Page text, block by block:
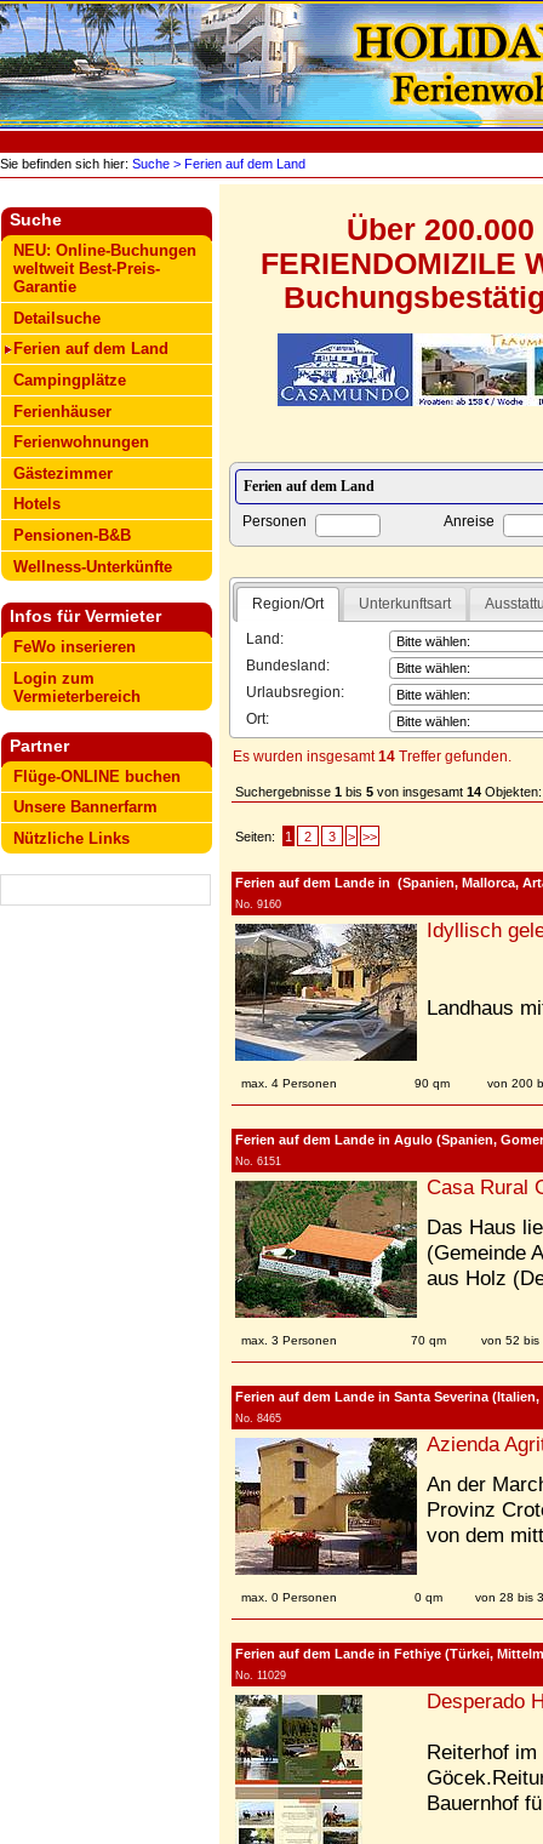
Sie befinden sich hier: Suche > Ferien auf dem Land
Suche
NEU: Online-Buchungen
weltweit Best-Preis-
Garantie
Detailsuche
Ferien auf dem Land
Campingplätze
Ferienhäuser
Ferienwohnungen
Gästezimmer
Hotels
Pensionen-B&B
Wellness-Unterkünfte
Infos für Vermieter
FeWo inserieren
Login zum
Vermieterbereich
Partner
Flüge-ONLINE buchen
Unsere Bannerfarm
Nützliche Links
Über
FERIENDOMIZILE
Personen Anreise
Region/Ort Unterkunftsart
Land:
Bundesland:
Urlaubsregion:
Ort:
Es wurden insgesamt14 Treffer gefunden.
Suchergebnisse 1 bis 5 von insgesamt 14 Objekten:
Seiten: 1 2 3 > >>
Ferien auf dem Lande in (Spanien, Mallorca,
No. 9160
Idyllisch
Landhaus
max. 4 Personen 90 qm von 200
Ferien auf dem Lande in Agulo (Spanien,
No. 6151
Casa Rural
Das Haus
(Gemeinde
aus Holz
max. 3 Personen 70 qm von 52 bis
Ferien auf dem Lande in Santa Severina
No. 8465
Azienda
An der
Provinz
von dem
max. 0 Personen 0 qm von 28 bis
Ferien auf dem Lande in Fethiye (Türkei,
No. 11029
Desperado
Reiterhof
Bauernhof